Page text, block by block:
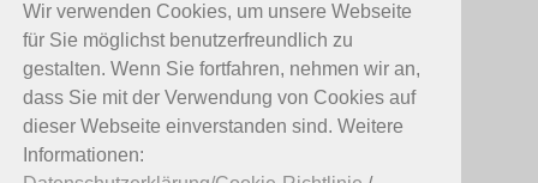
Wir verwenden Cookies, um unsere Webseite
für Sie möglichst benutzerfreundlich zu
gestalten. Wenn Sie fortfahren, nehmen wir an,
dass Sie mit der Verwendung von Cookies auf
dieser Webseite einverstanden sind. Weitere
Informationen:
Dezember 2015
November 2015
Oktober 2015
Juli 2015
Mai 2015